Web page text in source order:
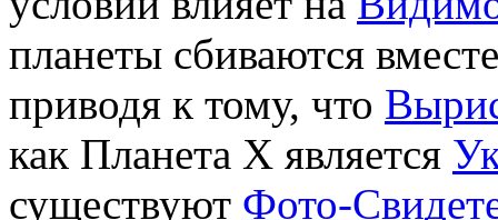
планеты сбиваются
приводя к тому, что
как Планета X является
существуют Фото-